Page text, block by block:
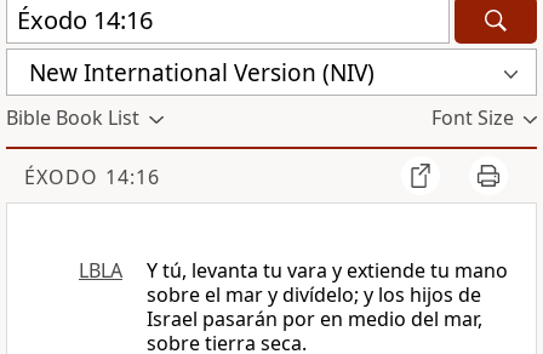
New International Version (NIV)
Bible Book List Font Size
ÉXODO 14:16
LBLA
Y tú, levanta tu vara y extiende tu mano
sobre el mar y divídelo; y los hijos de
Israel pasarán por en medio del mar,
sobre tierra seca.